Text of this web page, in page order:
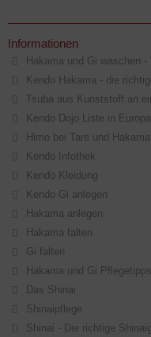
Informationen
Hakama und Gi waschen
Kendo Hakama - die
Tsuba aus Kunststoff an
Kendo Dojo Liste in Europa
Himo bei Tare und
Kendo Infothek
Kendo Kleidung
Kendo Gi anlegen
Hakama anlegen
Hakama falten
Gi falten
Hakama und Gi Pflegetipps
Das Shinai
Shinaipflege
Shinai - Die richtige